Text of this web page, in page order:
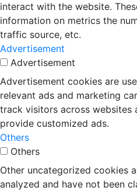
interact with the website.
information on metrics the
traffic source, etc.
Advertisement
Advertisement
Advertisement cookies are
relevant ads and marketing
track visitors across
provide customized ads.
Others
Others
Other uncategorized cookies
analyzed and have not been